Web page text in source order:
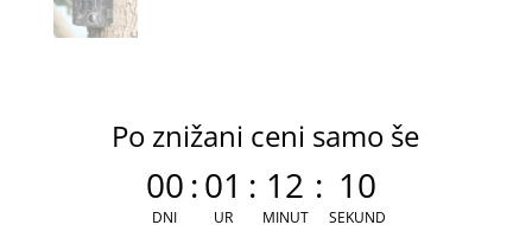
Po znižani ceni samo še
00
DNI
:01
UR
: 12
MINUT
: 09
SEKUND